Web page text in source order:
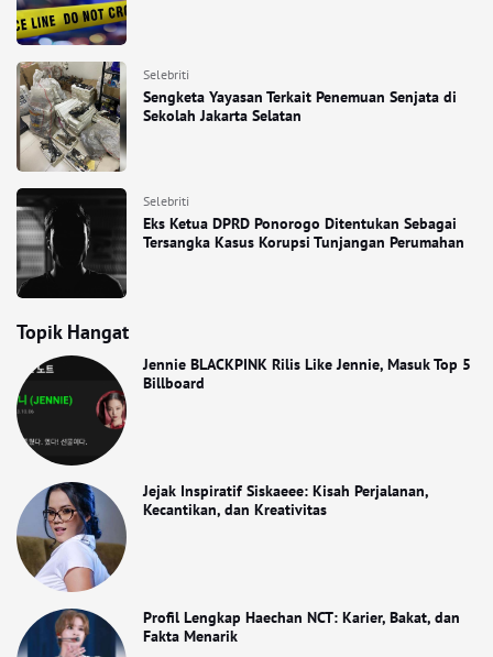
Selebriti
Sengketa Yayasan Terkait Penemuan Senjata di
Sekolah Jakarta Selatan
Selebriti
Eks Ketua DPRD Ponorogo Ditentukan Sebagai
Tersangka Kasus Korupsi Tunjangan Perumahan
Topik Hangat
Jennie BLACKPINK Rilis Like Jennie, Masuk Top 5
Billboard
Jejak Inspiratif Siskaeee: Kisah Perjalanan,
Kecantikan, dan Kreativitas
Profil Lengkap Haechan NCT: Karier, Bakat, dan
Fakta Menarik